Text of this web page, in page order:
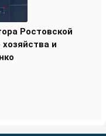
Ростовской
и